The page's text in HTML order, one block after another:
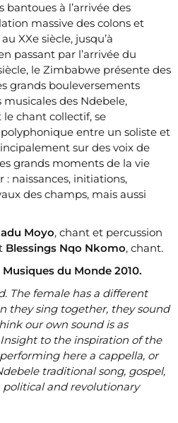
à l’arrivée des
massive des colons et
XXe siècle, jusqu’à
passant par l’arrivée du
le Zimbabwe présente des
grands bouleversements
des Ndebele,
chant collectif, se
entre un soliste et
sur des voix de
grands moments de la vie
: naissances, initiations,
des champs, mais aussi
Moyo, chant et percussion
Blessings Nqo Nkomo, chant.
du Monde 2010.
The female has a different
they sing together, they sound
our own sound is as
to the inspiration of the
here a cappella, or
traditional song, gospel,
and revolutionary